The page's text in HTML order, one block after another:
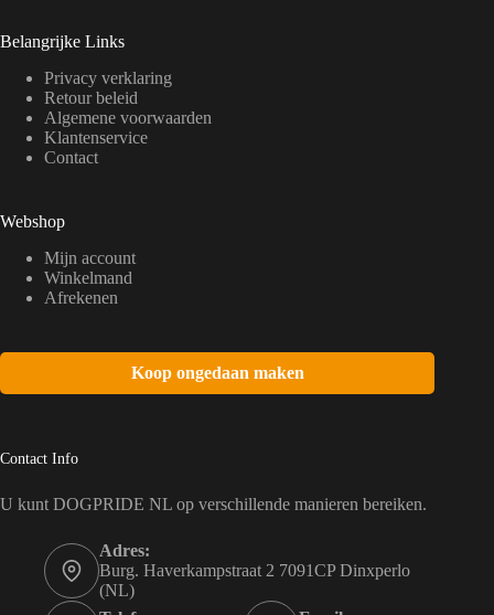
Belangrijke Links
Privacy verklaring
Retour beleid
Algemene voorwaarden
Klantenservice
Contact
Webshop
Mijn account
Winkelmand
Afrekenen
Koop ongedaan maken
Contact Info
U kunt DOGPRIDE NL op verschillende manieren bereiken.
Adres:
Burg. Haverkampstraat 2 7091CP Dinxperlo
(NL)